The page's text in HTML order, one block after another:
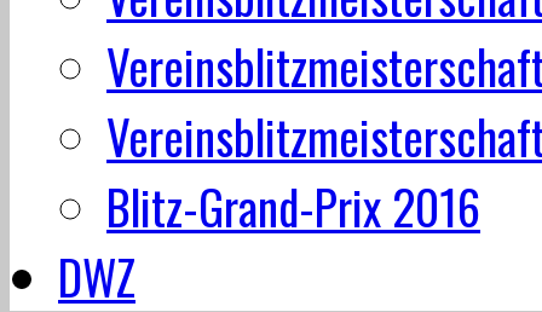
Blitz-Grand-Prix 2016
DWZ